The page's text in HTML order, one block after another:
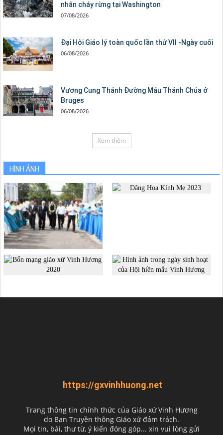
nhân cháy rừng tại Washington
07/08/2026
Đại Hội Giáo lý toàn quốc lần thứ VII -Ngày cuối
06/08/2026
Vương Cung Thánh Ðường Máu Thánh Chúa ở
Bruges
06/08/2026
Xem thêm
HÌNH ẢNH
https://gxvinhhuong.net
Trang thông tin chính thức của Giáo xứ Vinh Hương
do Ban Truyền thông Giáo xứ đảm trách.
Mọi tin, bài, thư từ, ý kiến đóng góp... xin vui lòng gửi